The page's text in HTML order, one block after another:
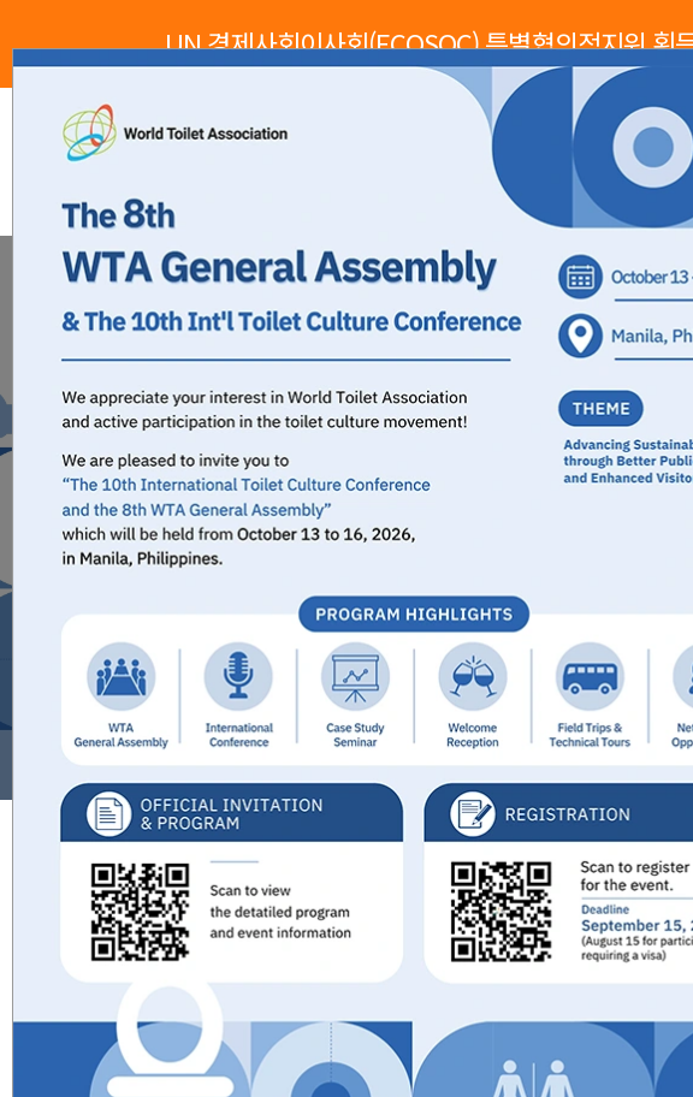
UN 경제사회이사회(ECOSOC) 특별협의적지위 획
WTA소개 WTA
희망의
화장실
프로젝트
새소식 갤러리